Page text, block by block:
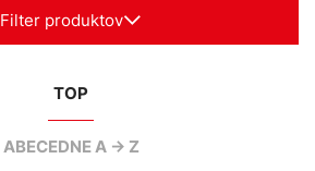
Filter produktov
TOP
ABECEDNE A -> Z